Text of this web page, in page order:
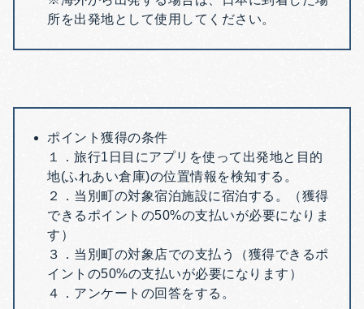
所を出発地として使用してください。
ポイント獲得の条件
１．旅行1日目にアプリを使って出発地と目的
地(ふれあい倉庫)の位置情報を検知する。
２．当別町の対象宿泊施設に宿泊する。（獲得
できるポイントの50%の支払いが必要になりま
す）
３．当別町の対象店での支払う（獲得できるポ
イントの50%の支払いが必要になります）
４．アンケートの回答をする。